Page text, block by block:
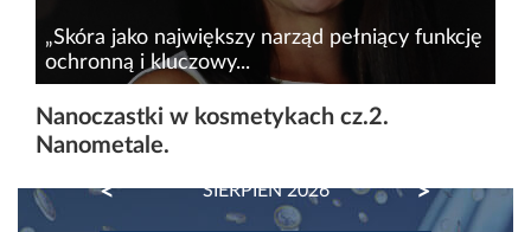
„Skóra jako największy narząd pełniący funkcję
ochronną i kluczowy...
Stres negatywnie wpływa na nasz organizm.
Długotrwałe sytuacje stresowe odbijają się
przesuszenie i utratę blasku. W konsekwencji
takich powtarzających si...
Nanoczastki w kosmetykach cz.2.
Nanometale.
SIERPIEŃ 2026
PREVIOUS NEXT